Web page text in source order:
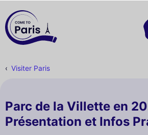
Visiter Paris
Parc de la Villette en
Présentation et Infos